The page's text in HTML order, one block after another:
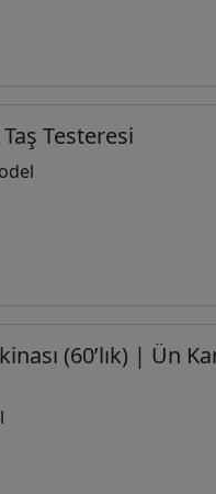
Testeresi
(60’lık) | Ün